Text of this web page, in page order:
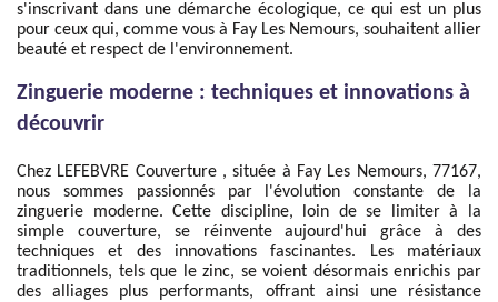
s'inscrivant dans une démarche écologique, ce qui est un plus
pour ceux qui, comme vous à Fay Les Nemours, souhaitent allier
beauté et respect de l'environnement.
Zinguerie moderne : techniques et innovations à
découvrir
Chez LEFEBVRE Couverture , située à Fay Les Nemours, 77167,
nous sommes passionnés par l'évolution constante de la
zinguerie moderne. Cette discipline, loin de se limiter à la
simple couverture, se réinvente aujourd'hui grâce à des
techniques et des innovations fascinantes. Les matériaux
traditionnels, tels que le zinc, se voient désormais enrichis par
des alliages plus performants, offrant ainsi une résistance